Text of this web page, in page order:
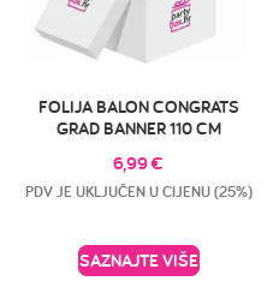
FOLIJA BALON CONGRATS
GRAD BANNER 110 CM
6,99€
PDV JE UKLJUČEN U CIJENU (25%)
SAZNAJTE VIŠE